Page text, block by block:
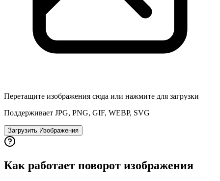
Перетащите изображения сюда или нажмите для загрузки
Поддерживает JPG, PNG, GIF, WEBP, SVG
Загрузить Изображения
Как работает поворот изображения